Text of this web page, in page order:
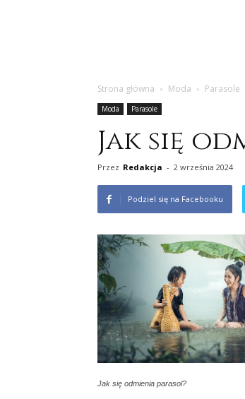
Strona główna Moda Parasole
Moda Parasole
Jak się
Przez Redakcja - 2 września 2024
Podziel się na Facebooku
Jak się odmienia parasol?